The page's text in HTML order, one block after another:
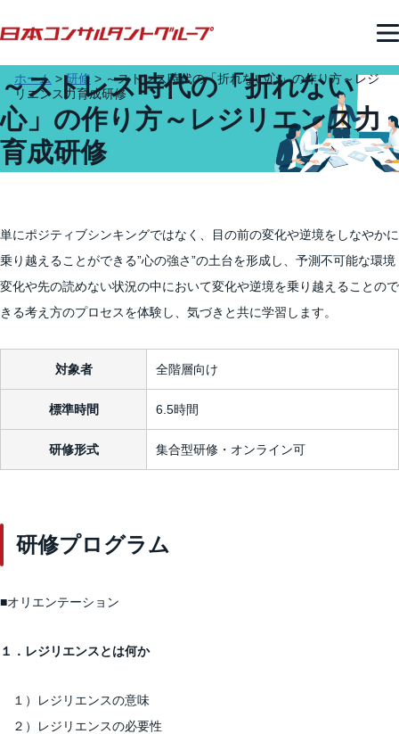
ホーム >研修 > ～ストレス時代の「折れない心」の作り方～レジ
リエンス力育成研修
～ストレス時代の「折れない
心」の作り方～レジリエンス力
育成研修
単にポジティブシンキングではなく、目の前の変化や逆境をしなやかに
乗り越えることができる”心の強さ”の土台を形成し、予測不可能な環境
変化や先の読めない状況の中において変化や逆境を乗り越えることので
きる考え方のプロセスを体験し、気づきと共に学習します。
対象者 全階層向け
標準時間 6.5時間
研修形式 集合型研修・オンライン可
研修プログラム
■オリエンテーション
１．レジリエンスとは何か
１）レジリエンスの意味
２）レジリエンスの必要性